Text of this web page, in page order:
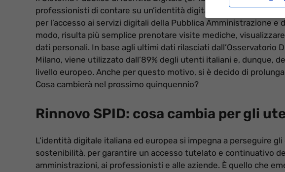
professionisti di contare su un’identità digitale unitaria (formata
per l’accesso ai servizi digitali della Pubblica Amministrazione
modo, risulta più semplice prenotare visite mediche,
dati personali. In base agli ultimi dati rilasciati dall’Osservatorio
Milano, viene utilizzato dall’89% degli utenti italiani e, dunque,
livello europeo. Anche per questo motivo, si è decido di
Cosa cambierà nel prossimo quinquennio?
Rinnovo SPID: cosa cambia per gli
L’identità digitale italiana ed europea si impegna a perseguire
sostenibilità, per garantire un accesso tutelato e continuativo
amministrazioni, ai professionisti e alle aziende. È quello che